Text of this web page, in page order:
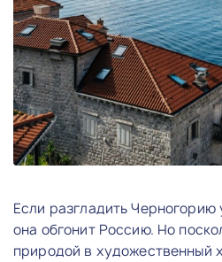
Если разгладить
она обгонит Россию. Но
природой в художественный